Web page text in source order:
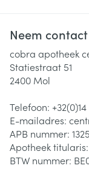
Neem
cobra apotheek
Statiestraat 51
2400 Mol
Telefoon: +32(0)14
E-mailadres:
APB nummer:
Apotheek titularis:
BTW nummer: